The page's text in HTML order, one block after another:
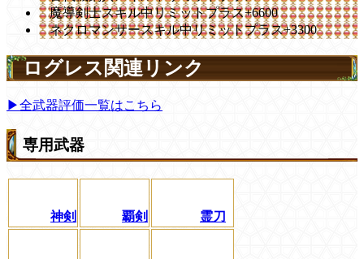
魔導剣士スキル中リミットプラス+6600
ネクロマンサースキル中リミットプラス+3300
ログレス関連リンク
▶全武器評価一覧はこちら
専用武器
神剣 覇剣 霊刀